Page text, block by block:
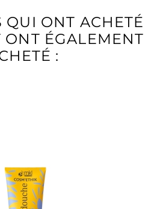
QUI ONT ACHETÉ
ONT ÉGALEMENT
: